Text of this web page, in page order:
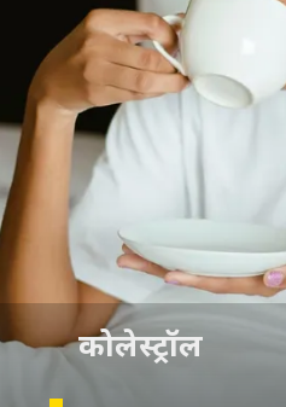
कोलेस्ट्रॉल